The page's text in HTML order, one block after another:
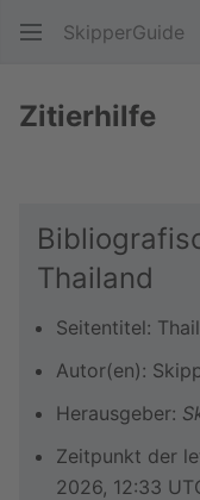
SkipperGuide
Zitierhilfe
Thailand
Seitentitel:
Autor(en):
Herausgeber:
Zeitpunkt der
2026, 12:33